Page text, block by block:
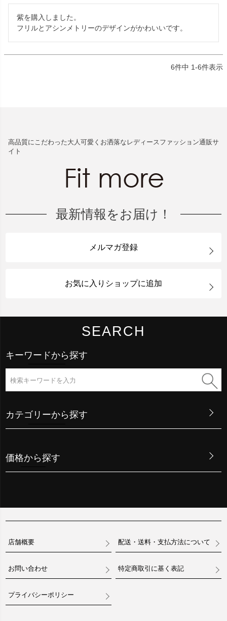
紫を購入しました。
フリルとアシンメトリーのデザインがかわいいです。
6件中 1-6件表示
高品質にこだわった大人可愛くお洒落なレディースファッション通販サ
イト
最新情報をお届け！
メルマガ登録
お気に入りショップに追加
SEARCH
キーワードから探す
カテゴリーから探す
価格から探す
店舗概要 配送・送料・支払方法について
お問い合わせ 特定商取引に基く表記
プライバシーポリシー